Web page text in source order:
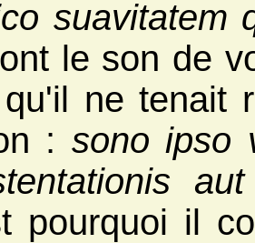
suavitatem
le son de
ne tenait
: sono ipso
pourquoi il